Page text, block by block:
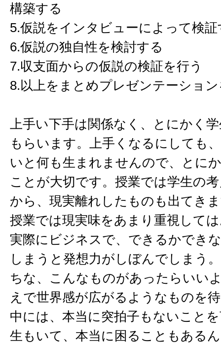
構築する
5.仮説をインタビューによって検
6.仮説の独自性を検討する
7.収支面からの仮説の検証を行う
8.以上をまとめプレゼンテーショ
上手い下手は関係なく、とにかく
もらいます。上手くなるにしても
いと何も生まれませんので、とに
ことが大切です。授業では学生の
から、現実離れしたものも出てき
授業では現実味をあまり重視して
実際にビジネスで、できるかでき
しまうと発想力がしぼんでしまう
ちな、こんなものがあったらいい
えで世界感が広がるようなものを
中には、本当に突拍子もないこと
生もいて、本当に困ることもある